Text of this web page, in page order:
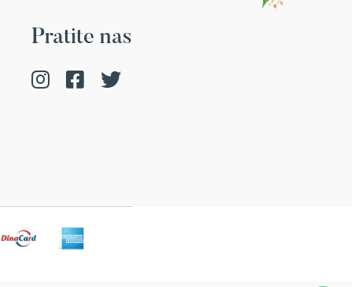
Pratite nas